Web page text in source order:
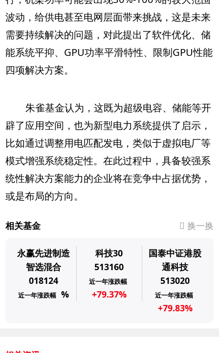
波动，给供电甚至电网层面带来挑战，这是未来
需要持续解决的问题，对此提出了软件优化、储
能系统平抑、GPU功率平滑特性、限制GPU性能
四项解决方案。
朱雀基金认为，这既为超级电容、储能等开
辟了应用空间，也为新型电力系统提供了启示，
比如通过调整用电匹配发电，类似于虚拟电厂等
模式增强系统稳定性。在此过程中，具备较强系
统性解决方案能力的企业将在竞争中占据优势，
或是布局的方向。
相关基金 换一换
永赢先进制造
智选混合
018124
近一年涨跌幅 %
科技30
513160
近一年涨跌幅
+79.37%
国泰中证港股
通科技
513020
近一年涨跌幅
+79.83%